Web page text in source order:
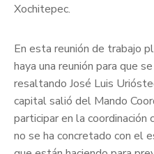
Xochitepec.
En esta reunión de trabajo
haya una reunión para que
resaltando José Luis
capital salió del Mando
participar en la coordinación
no se ha concretado con el